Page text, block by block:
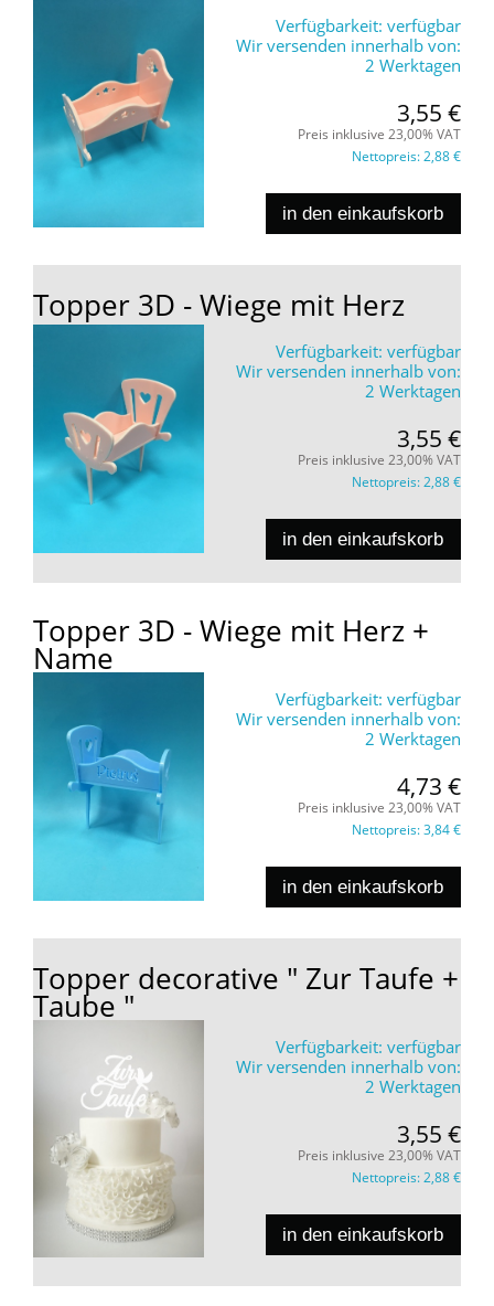
Verfügbarkeit: verfügbar
Wir versenden innerhalb von:
2 Werktagen
3,55 €
Preis inklusive 23,00% VAT
Nettopreis:2,88 €
in den einkaufskorb
Topper 3D - Wiege mit Herz
Verfügbarkeit: verfügbar
Wir versenden innerhalb von:
2 Werktagen
3,55 €
Preis inklusive 23,00% VAT
Nettopreis:2,88 €
in den einkaufskorb
Topper 3D - Wiege mit Herz +
Name
Verfügbarkeit: verfügbar
Wir versenden innerhalb von:
2 Werktagen
4,73 €
Preis inklusive 23,00% VAT
Nettopreis:3,84 €
in den einkaufskorb
Topper decorative " Zur Taufe +
Taube "
Verfügbarkeit: verfügbar
Wir versenden innerhalb von:
2 Werktagen
3,55 €
Preis inklusive 23,00% VAT
Nettopreis:2,88 €
in den einkaufskorb